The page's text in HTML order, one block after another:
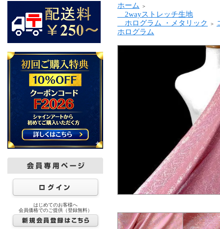
はじめてのお客様へ
会員価格でのご提供（登録無料）
ホーム ＞
2wayストレッチ生地
ホログラム ・メタリック
＞
ホログラム